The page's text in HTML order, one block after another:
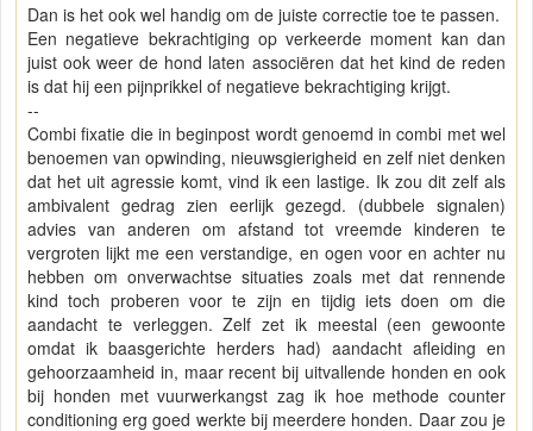
Dan is het ook wel handig om de juiste correctie toe te passen.
Een negatieve bekrachtiging op verkeerde moment kan dan
juist ook weer de hond laten associëren dat het kind de reden
is dat hij een pijnprikkel of negatieve bekrachtiging krijgt.
--
Combi fixatie die in beginpost wordt genoemd in combi met wel
benoemen van opwinding, nieuwsgierigheid en zelf niet denken
dat het uit agressie komt, vind ik een lastige. Ik zou dit zelf als
ambivalent gedrag zien eerlijk gezegd. (dubbele signalen)
advies van anderen om afstand tot vreemde kinderen te
vergroten lijkt me een verstandige, en ogen voor en achter nu
hebben om onverwachtse situaties zoals met dat rennende
kind toch proberen voor te zijn en tijdig iets doen om die
aandacht te verleggen. Zelf zet ik meestal (een gewoonte
omdat ik baasgerichte herders had) aandacht afleiding en
gehoorzaamheid in, maar recent bij uitvallende honden en ook
bij honden met vuurwerkangst zag ik hoe methode counter
conditioning erg goed werkte bij meerdere honden. Daar zou je